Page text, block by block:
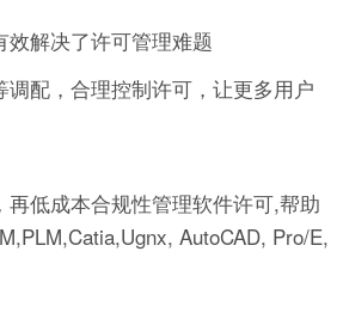
解决了许可管理难题
配，合理控制许可，让更多用户
低成本合规性管理软件许可,帮助
AutoCAD, Pro/E,